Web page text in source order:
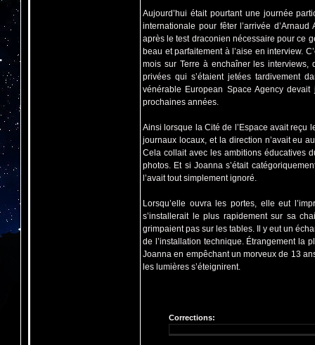
Aujourd’hui était pourtant une journée
internationale pour fêter l’arrivée
après le test draconien nécessaire pour ce
beau et parfaitement à l’aise en interview.
mois sur Terre à enchaîner les interviews,
privées qui s’étaient jetées tardivement
vénérable European Space Agency
prochaines années.
Ainsi lorsque la Cité de l’Espace avait reçu
journaux locaux, et la direction n’avait eu
Cela collait avec les ambitions éducatives
photos. Et si Joanna s’était
l’avait tout simplement ignoré.
Lorsqu’elle ouvra les portes, elle eut
s’installerait le plus rapidement sur sa
grimpaient pas sur les tables. Il y eut un
de l’installation technique. Étrangement la
Joanna en empêchant un morveux de 13
les lumières s’éteignirent.
Corrections: